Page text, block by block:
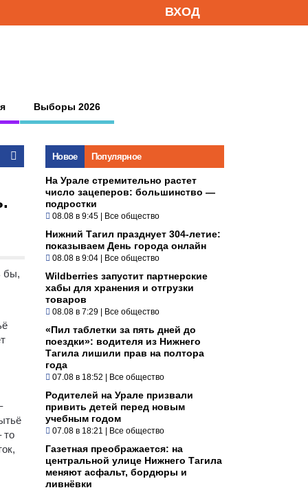
ВХОД
Выборы 2026
бы,
то
Новое Популярное
На Урале стремительно растет
число зацеперов: большинство —
подростки
08.08 в 9:45 | Все общество
Нижний Тагил празднует 304-летие:
показываем День города онлайн
08.08 в 9:04 | Все общество
Wildberries запустит партнерские
хабы для хранения и отгрузки
товаров
08.08 в 7:29 | Все общество
«Пил таблетки за пять дней до
поездки»: водителя из Нижнего
Тагила лишили прав на полтора
года
07.08 в 18:52 | Все общество
Родителей на Урале призвали
привить детей перед новым
учебным годом
07.08 в 18:21 | Все общество
Газетная преображается: на
центральной улице Нижнего Тагила
меняют асфальт, бордюры и
ливнёвки